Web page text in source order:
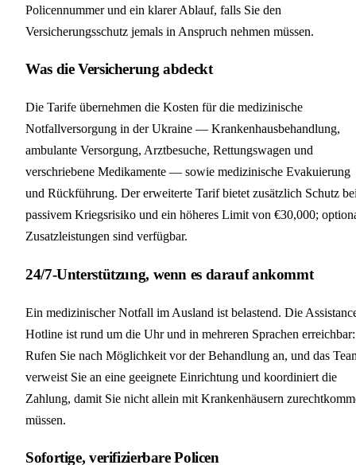
Policennummer und ein klarer Ablauf, falls Sie den
Versicherungsschutz jemals in Anspruch nehmen müssen.
Was die Versicherung abdeckt
Die Tarife übernehmen die Kosten für die medizinische
Notfallversorgung in der Ukraine — Krankenhausbehandlung,
ambulante Versorgung, Arztbesuche, Rettungswagen und
verschriebene Medikamente — sowie medizinische Evakuierung
und Rückführung. Der erweiterte Tarif bietet zusätzlich Schutz
passivem Kriegsrisiko und ein höheres Limit von €30,000;
Zusatzleistungen sind verfügbar.
24/7-Unterstützung, wenn es darauf ankommt
Ein medizinischer Notfall im Ausland ist belastend. Die
Hotline ist rund um die Uhr und in mehreren Sprachen erreichbar:
Rufen Sie nach Möglichkeit vor der Behandlung an, und das
verweist Sie an eine geeignete Einrichtung und koordiniert die
Zahlung, damit Sie nicht allein mit Krankenhäusern
müssen.
Sofortige, verifizierbare Policen